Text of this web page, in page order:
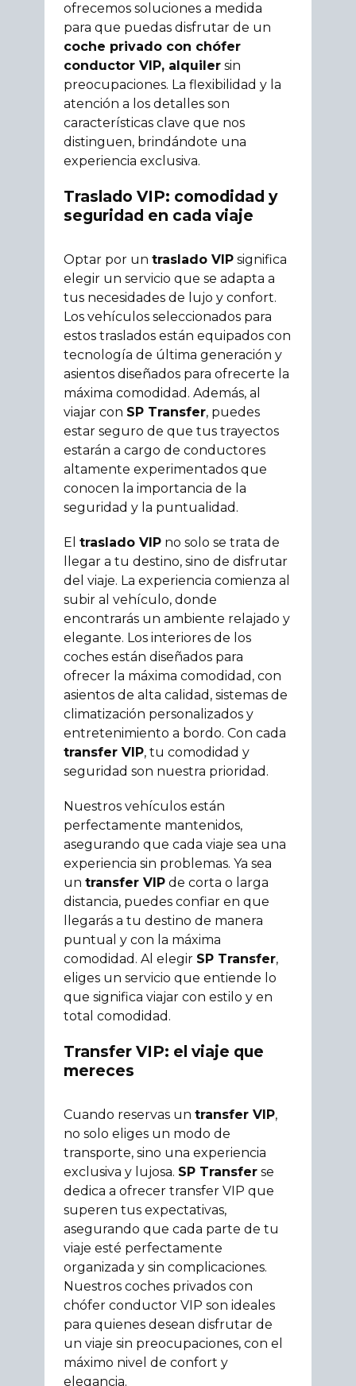
ofrecemos soluciones a medida
para que puedas disfrutar de un
coche privado con chófer
conductor VIP, alquiler sin
preocupaciones. La flexibilidad y la
atención a los detalles son
características clave que nos
distinguen, brindándote una
experiencia exclusiva.
Traslado VIP: comodidad y
seguridad en cada viaje
Optar por un traslado VIP significa
elegir un servicio que se adapta a
tus necesidades de lujo y confort.
Los vehículos seleccionados para
estos traslados están equipados con
tecnología de última generación y
asientos diseñados para ofrecerte la
máxima comodidad. Además, al
viajar con SP Transfer, puedes
estar seguro de que tus trayectos
estarán a cargo de conductores
altamente experimentados que
conocen la importancia de la
seguridad y la puntualidad.
El traslado VIP no solo se trata de
llegar a tu destino, sino de disfrutar
del viaje. La experiencia comienza al
subir al vehículo, donde
encontrarás un ambiente relajado y
elegante. Los interiores de los
coches están diseñados para
ofrecer la máxima comodidad, con
asientos de alta calidad, sistemas de
climatización personalizados y
entretenimiento a bordo. Con cada
transfer VIP, tu comodidad y
seguridad son nuestra prioridad.
Nuestros vehículos están
perfectamente mantenidos,
asegurando que cada viaje sea una
experiencia sin problemas. Ya sea
un transfer VIP de corta o larga
distancia, puedes confiar en que
llegarás a tu destino de manera
puntual y con la máxima
comodidad. Al elegir SP Transfer,
eliges un servicio que entiende lo
que significa viajar con estilo y en
total comodidad.
Transfer VIP: el viaje que
mereces
Cuando reservas un transfer VIP,
no solo eliges un modo de
transporte, sino una experiencia
exclusiva y lujosa. SP Transfer se
dedica a ofrecer transfer VIP que
superen tus expectativas,
asegurando que cada parte de tu
viaje esté perfectamente
organizada y sin complicaciones.
Nuestros coches privados con
chófer conductor VIP son ideales
para quienes desean disfrutar de
un viaje sin preocupaciones, con el
máximo nivel de confort y
elegancia.